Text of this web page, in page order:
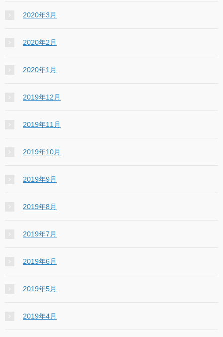
2020年3月
2020年2月
2020年1月
2019年12月
2019年11月
2019年10月
2019年9月
2019年8月
2019年7月
2019年6月
2019年5月
2019年4月